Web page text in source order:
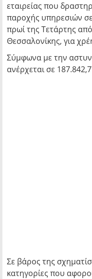
εταιρείας που
παροχής υπηρεσιών
πρωί της Τετάρτης
Θεσσαλονίκης, για
Σύμφωνα με την
ανέρχεται σε
Σε βάρος της
κατηγορίες που